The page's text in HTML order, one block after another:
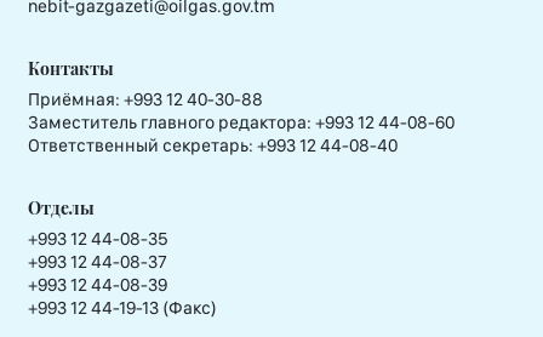
nebit-gazgazeti@oilgas.gov.tm
Контакты
Приёмная: +993 12 40-30-88
Заместитель главного редактора: +993 12 44-08-60
Ответственный секретарь: +993 12 44-08-40
Отделы
+993 12 44-08-35
+993 12 44-08-37
+993 12 44-08-39
+993 12 44-19-13 (Факс)